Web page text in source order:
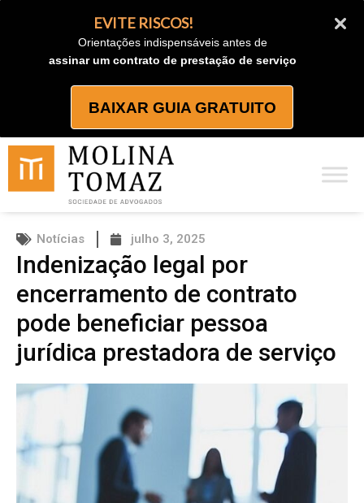
EVITE RISCOS!
Orientações indispensáveis antes de
assinar um contrato de prestação de serviço
BAIXAR GUIA GRATUITO
Notícias julho 3, 2025
Indenização legal por
encerramento de contrato
pode beneficiar pessoa
jurídica prestadora de serviço